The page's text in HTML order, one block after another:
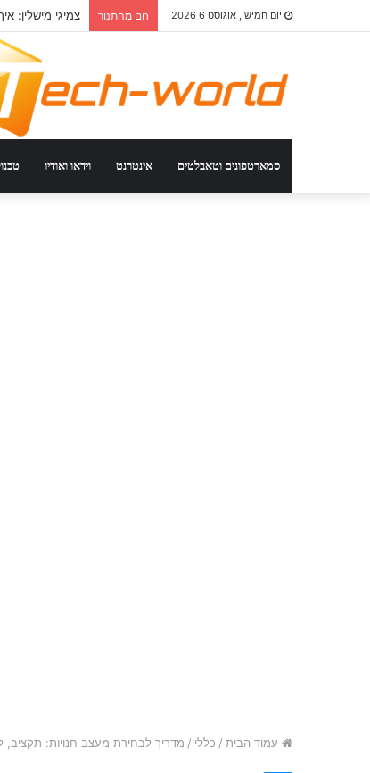
יום חמישי, אוגוסט 6 2026 חם מהתנור צמיגי מישלין:
סמארטפונים וטאבלטים אינטרנט וידאו ואודיו
עמוד הבית / כללי / מדריך לבחירת מעצב חנויות: תקציב,